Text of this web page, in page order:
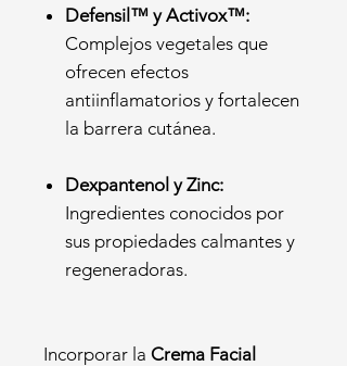
Defensil™ y Activox™:
Complejos vegetales que
ofrecen efectos
antiinflamatorios y fortalecen
la barrera cutánea.
Dexpantenol y Zinc:
Ingredientes conocidos por
sus propiedades calmantes y
regeneradoras.
Incorporar la Crema Facial